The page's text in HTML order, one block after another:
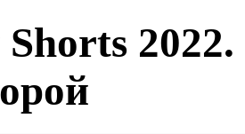
Shorts